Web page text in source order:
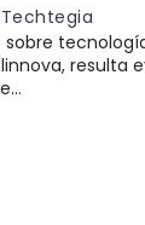
Techtegia
sobre
resulta